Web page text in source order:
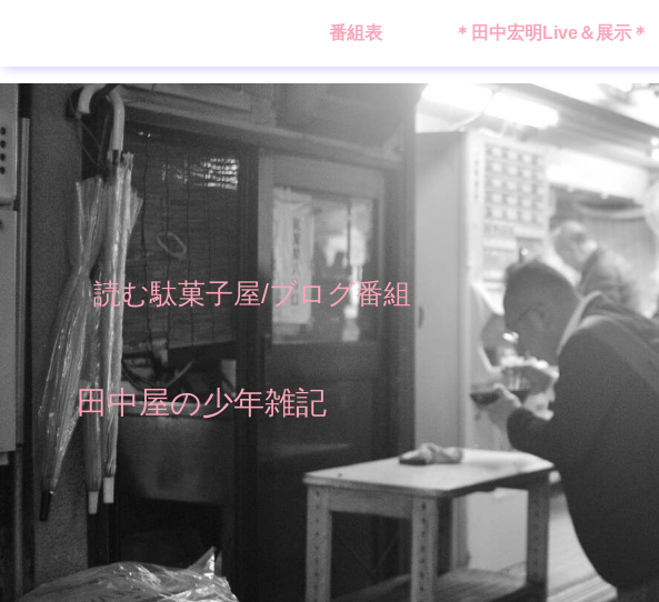
読む駄菓子屋/ブログ番組
田中屋の少年雑記
番組表 ＊田中宏明Live＆展示＊